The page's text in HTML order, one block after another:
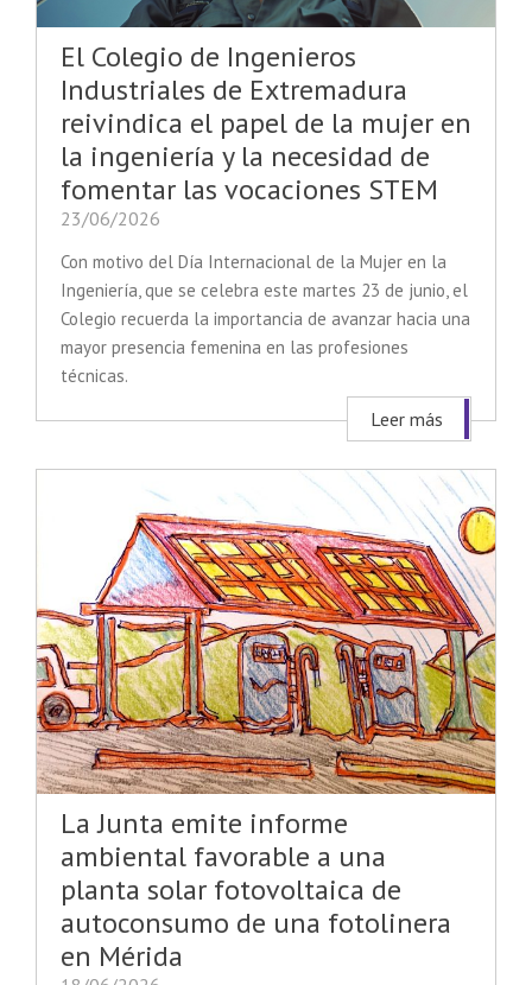
El Colegio de Ingenieros
Industriales de Extremadura
reivindica el papel de la mujer en
la ingeniería y la necesidad de
fomentar las vocaciones STEM
23/06/2026
Con motivo del Día Internacional de la Mujer en la
Ingeniería, que se celebra este martes 23 de junio, el
Colegio recuerda la importancia de avanzar hacia una
mayor presencia femenina en las profesiones
técnicas.
Leer más
La Junta emite informe
ambiental favorable a una
planta solar fotovoltaica de
autoconsumo de una fotolinera
en Mérida